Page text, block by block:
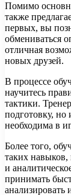
Помимо
также
первых, вы
обмениваться
отличная
новых друзей.
В процессе
научитесь
тактики.
подготовку, но
необходима в
Более того,
таких навыков,
и
принимать
анализировать